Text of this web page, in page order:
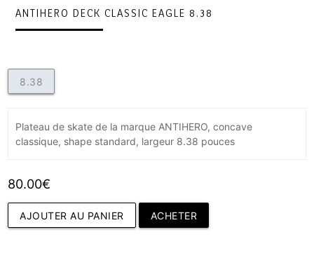
ANTIHERO DECK CLASSIC EAGLE 8.38
8.38
Plateau de skate de la marque ANTIHERO, concave
classique, shape standard, largeur 8.38 pouces
80.00€
AJOUTER AU PANIER ACHETER